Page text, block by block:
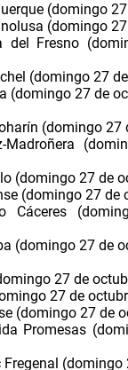
(domingo
(domingo
del Fresno
(domingo 27
(domingo 27 de
(domingo 27
Madroñera
(domingo 27 de
(domingo 27 de
Cáceres
(domingo 27 de
27 de
27 de
(domingo 27 de
Promesas
(domingo